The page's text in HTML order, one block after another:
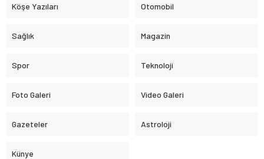
Köşe Yazıları Otomobil
Sağlık Magazin
Spor Teknoloji
Foto Galeri Video Galeri
Gazeteler Astroloji
Künye